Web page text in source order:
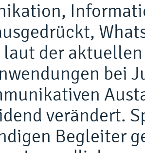
laut der
bei
verändert.
Begleiter